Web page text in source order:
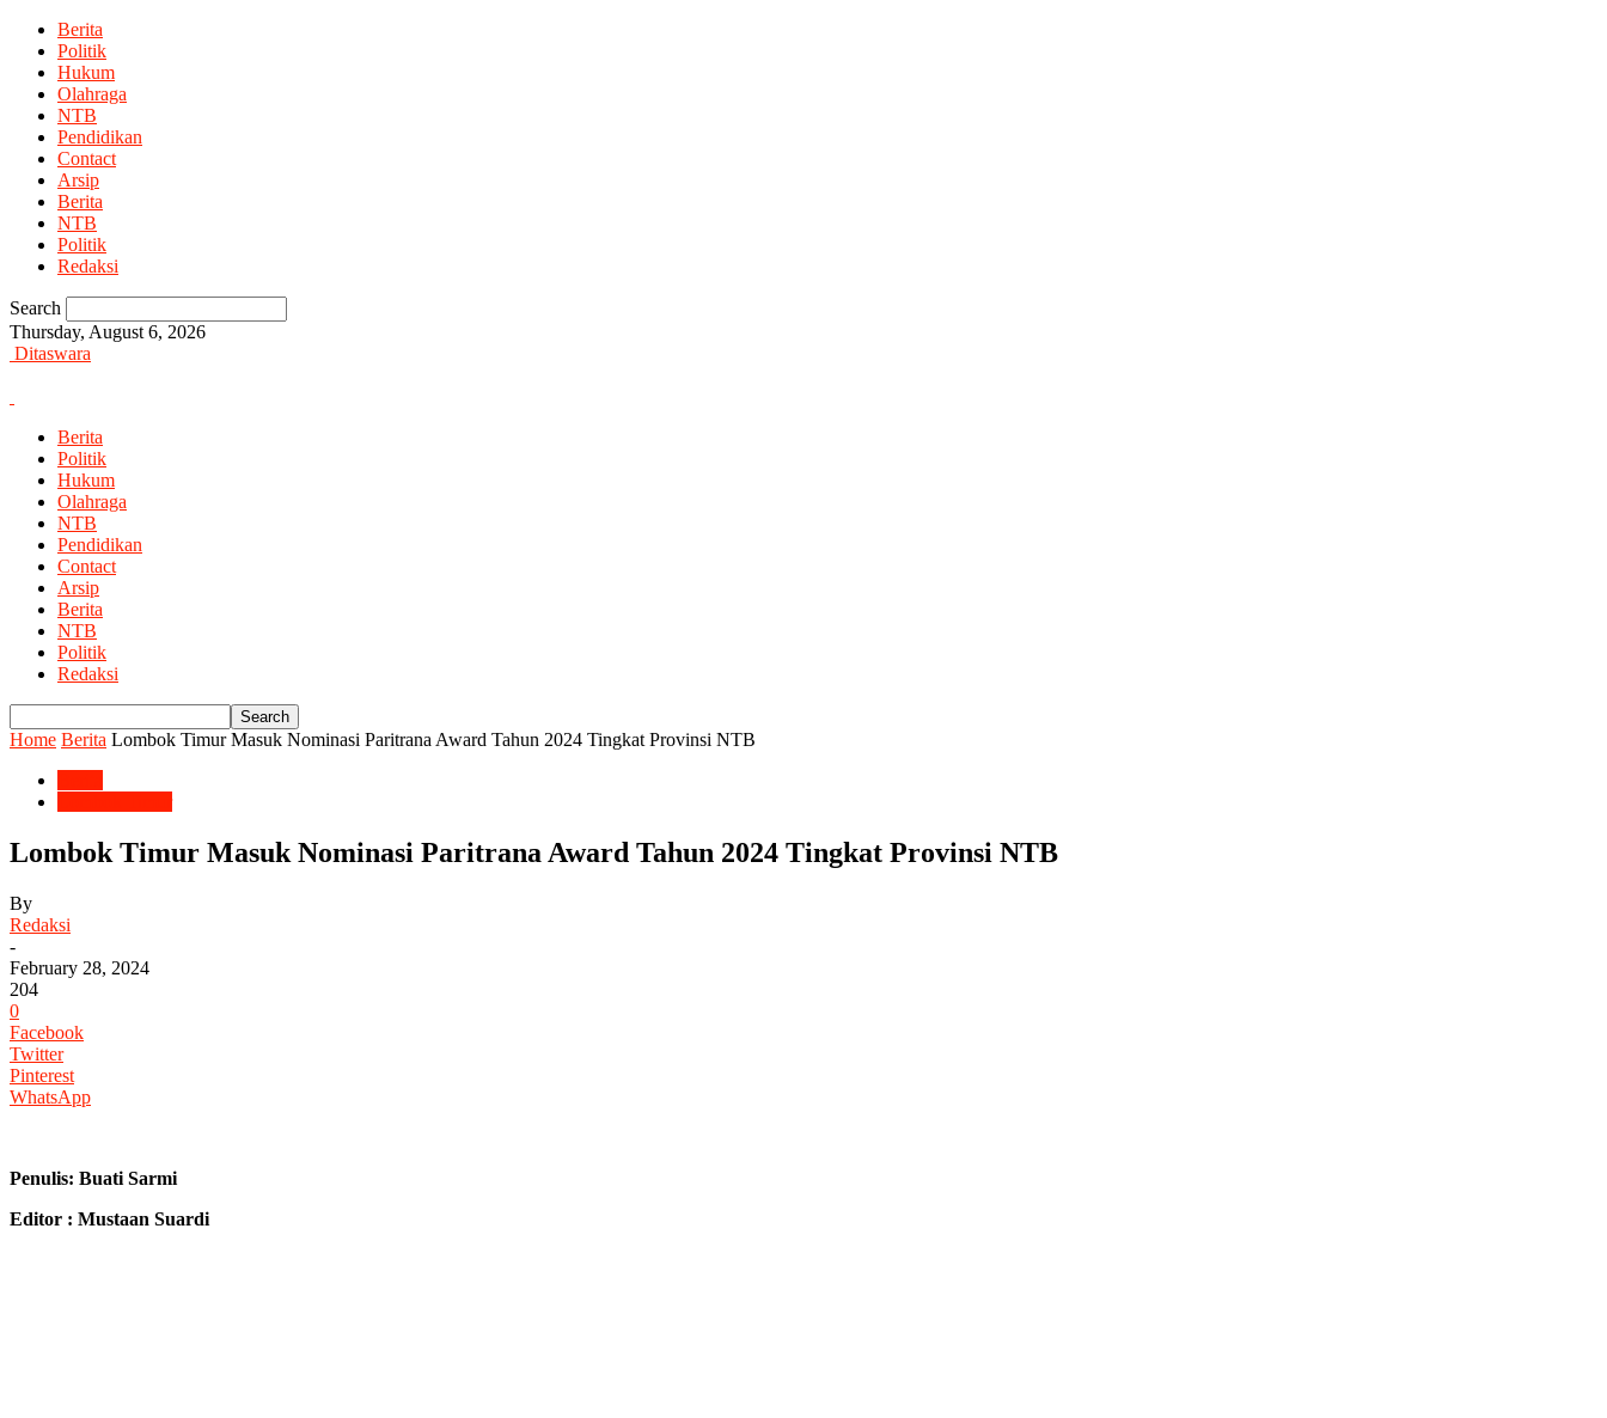
Berita
Politik
Hukum
Olahraga
NTB
Pendidikan
Contact
Arsip
Berita
NTB
Politik
Redaksi
Search
Thursday, August 6, 2026
Ditaswara
Berita
Politik
Hukum
Olahraga
NTB
Pendidikan
Contact
Arsip
Berita
NTB
Politik
Redaksi
Home Berita Lombok Timur Masuk Nominasi Paritrana Award Tahun 2024 Tingkat Provinsi NTB
Lombok Timur Masuk Nominasi Paritrana Award Tahun 2024 Tingkat Provinsi NTB
By
Redaksi
-
February 28, 2024
204
0
Facebook
Twitter
Pinterest
WhatsApp
Penulis: Buati Sarmi
Editor : Mustaan Suardi